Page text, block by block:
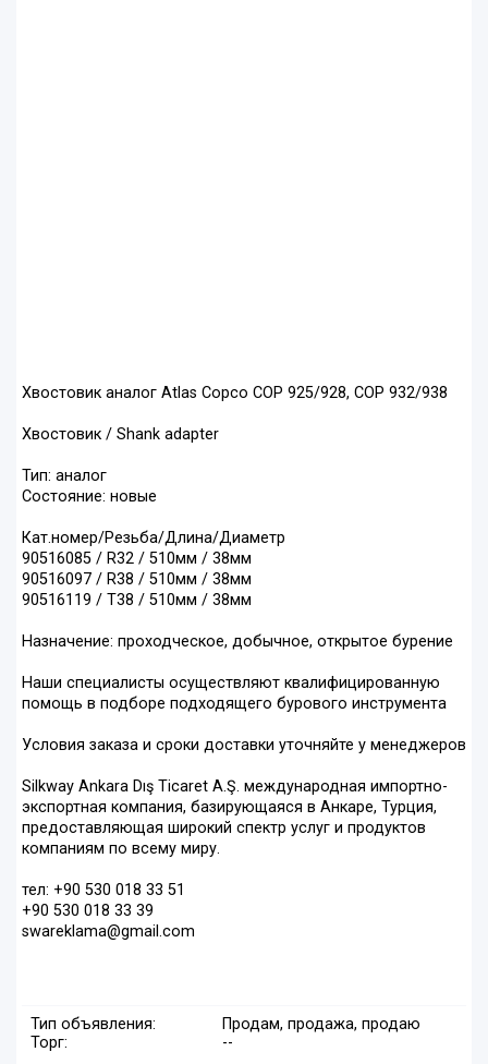
Хвостовик аналог Atlas Copco COP 925/928, COP 932/938
Хвостовик / Shank adapter
Тип: аналог
Состояние: новые
Кат.номер/Резьба/Длина/Диаметр
90516085 / R32 / 510мм / 38мм
90516097 / R38 / 510мм / 38мм
90516119 / T38 / 510мм / 38мм
Назначение: проходческое, добычное, открытое бурение
Наши специалисты осуществляют квалифицированную
помощь в подборе подходящего бурового инструмента
Условия заказа и сроки доставки уточняйте у менеджеров
Silkway Ankara Dış Ticaret A.Ş. международная импортно-
экспортная компания, базирующаяся в Анкаре, Турция,
предоставляющая широкий спектр услуг и продуктов
компаниям по всему миру.
тел: +90 530 018 33 51
+90 530 018 33 39
swareklama@gmail.com
Тип объявления:
Продам, продажа, продаю
Торг:
--